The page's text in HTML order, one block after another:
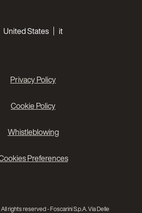
United States it
Privacy Policy
Cookie Policy
Whistleblowing
Preferences
rights reserved - Foscarini S.p.A. Via Delle